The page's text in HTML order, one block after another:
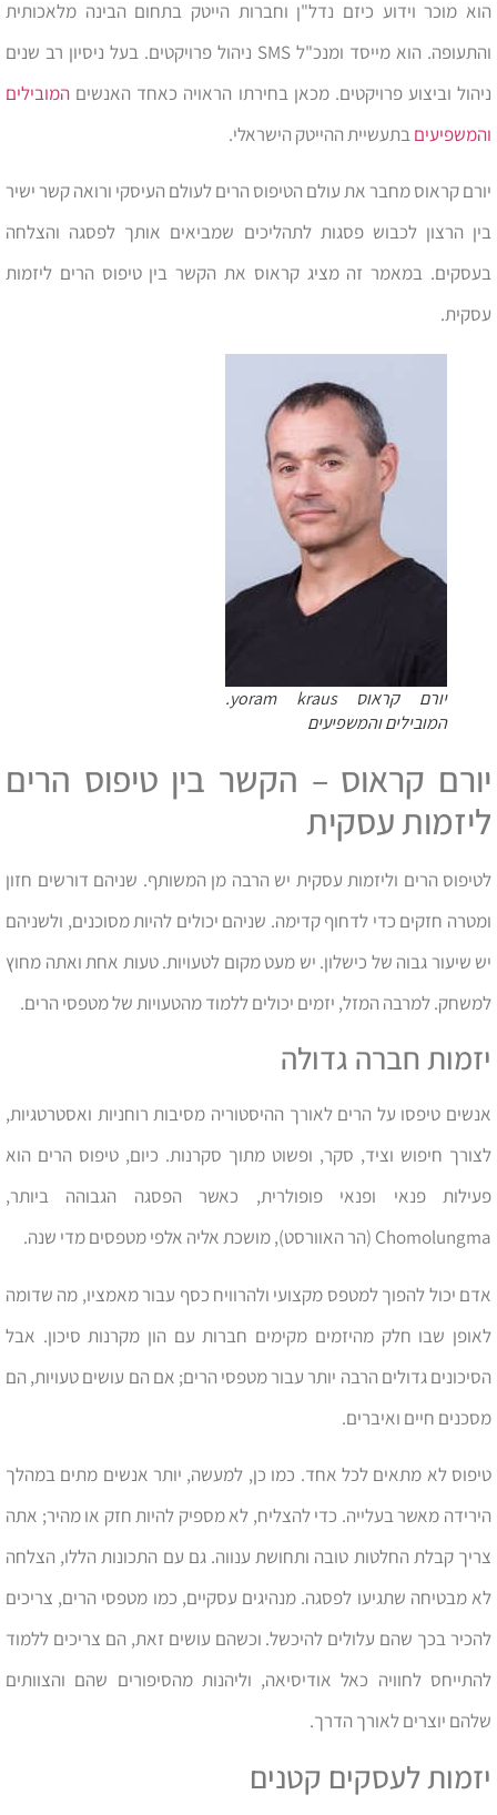
הוא מוכר וידוע כיזם נדל"ן וחברות הייטק בתחום הבינה מלאכותית
והתעופה. הוא מייסד ומנכ"ל SMS ניהול פרויקטים. בעל ניסיון רב שנים
ניהול וביצוע פרויקטים. מכאן בחירתו הראויה כאחד האנשים המובילים
והמשפיעיםבתעשיית ההייטק הישראלי.
יורם קראוס מחבר את עולם הטיפוס הרים לעולם העיסקי ורואה קשר ישיר
בין הרצון לכבוש פסגות לתהליכים שמביאים אותך לפסגה והצלחה
בעסקים. במאמר זה מציג קראוס את הקשר בין טיפוס הרים ליזמות
עסקית.
יורם קראוס yoram kraus.
המובילים והמשפיעים
יורם קראוס – הקשר בין טיפוס הרים
ליזמות עסקית
לטיפוס הרים וליזמות עסקית יש הרבה מן המשותף. שניהם דורשים חזון
ומטרה חזקים כדי לדחוף קדימה. שניהם יכולים להיות מסוכנים, ולשניהם
יש שיעור גבוה של כישלון. יש מעט מקום לטעויות. טעות אחת ואתה מחוץ
למשחק. למרבה המזל, יזמים יכולים ללמוד מהטעויות של מטפסי הרים.
יזמות חברה גדולה
אנשים טיפסו על הרים לאורך ההיסטוריה מסיבות רוחניות ואסטרטגיות,
לצורך חיפוש וציד, סקר, ופשוט מתוך סקרנות. כיום, טיפוס הרים הוא
פעילות פנאי ופנאי פופולרית, כאשר הפסגה הגבוהה ביותר,
Chomolungma (הר האוורסט), מושכת אליה אלפי מטפסים מדי שנה.
אדם יכול להפוך למטפס מקצועי ולהרוויח כסף עבור מאמציו, מה שדומה
לאופן שבו חלק מהיזמים מקימים חברות עם הון מקרנות סיכון. אבל
הסיכונים גדולים הרבה יותר עבור מטפסי הרים; אם הם עושים טעויות, הם
מסכנים חיים ואיברים.
טיפוס לא מתאים לכל אחד. כמו כן, למעשה, יותר אנשים מתים במהלך
הירידה מאשר בעלייה. כדי להצליח, לא מספיק להיות חזק או מהיר; אתה
צריך קבלת החלטות טובה ותחושת ענווה. גם עם התכונות הללו, הצלחה
לא מבטיחה שתגיעו לפסגה. מנהיגים עסקיים, כמו מטפסי הרים, צריכים
להכיר בכך שהם עלולים להיכשל. וכשהם עושים זאת, הם צריכים ללמוד
להתייחס לחוויה כאל אודיסיאה, וליהנות מהסיפורים שהם והצוותים
שלהם יוצרים לאורך הדרך.
יזמות לעסקים קטנים